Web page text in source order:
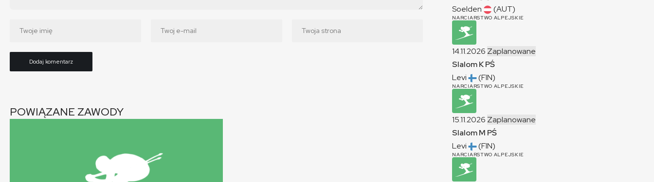
POWIĄZANE ZAWODY
Soelden
(AUT)
NARCIARSTWO ALPEJSKIE
14.11.2026 Zaplanowane
SlalomKPŚ
Levi
(FIN)
NARCIARSTWO ALPEJSKIE
15.11.2026 Zaplanowane
SlalomM PŚ
Levi
(FIN)
NARCIARSTWO ALPEJSKIE